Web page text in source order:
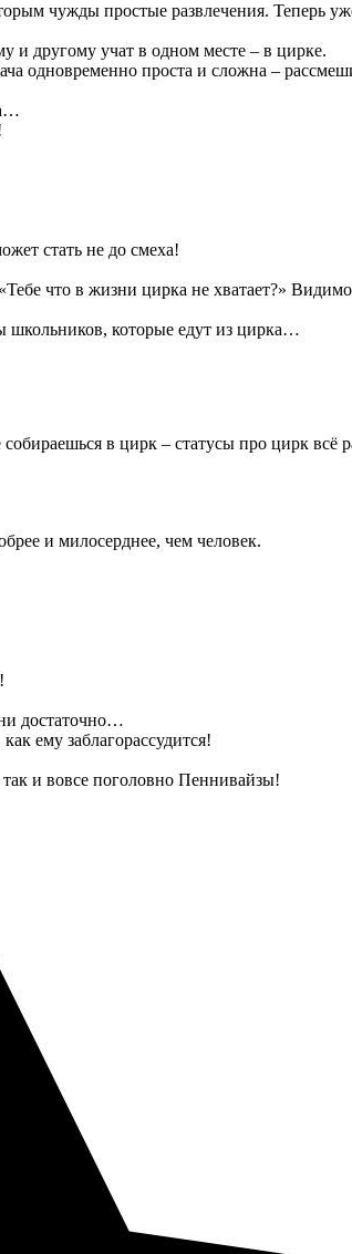
чужды простые развлечения. Теперь
и другому учат в одном месте – в цирке.
одновременно проста и сложна –
стать не до смеха!
что в жизни цирка не хватает?»
школьников, которые едут из цирка…
в цирк – статусы про цирк всё
и милосерднее, чем человек.
достаточно…
ему заблагорассудится!
и вовсе поголовно Пеннивайзы!